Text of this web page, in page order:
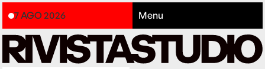
7 AGO 2026 Menu